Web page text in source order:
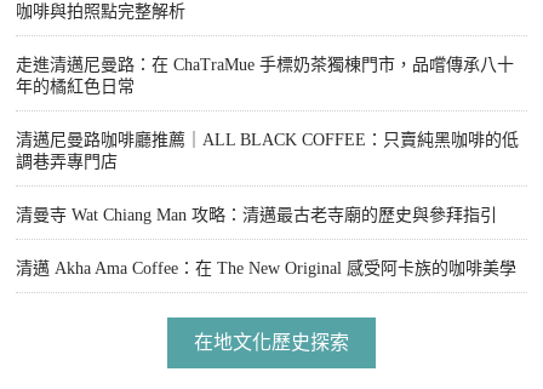
咖啡與拍照點完整解析
走進清邁尼曼路：在 ChaTraMue 手標奶茶獨棟門市，品嚐傳承八十
年的橘紅色日常
清邁尼曼路咖啡廳推薦｜ALL BLACK COFFEE：只賣純黑咖啡的低
調巷弄專門店
清曼寺 Wat Chiang Man 攻略：清邁最古老寺廟的歷史與參拜指引
清邁 Akha Ama Coffee：在 The New Original 感受阿卡族的咖啡美學
在地文化歷史探索